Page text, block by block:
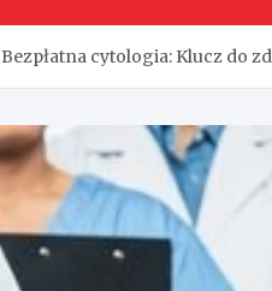
Bezpłatna cytologia: Klucz do